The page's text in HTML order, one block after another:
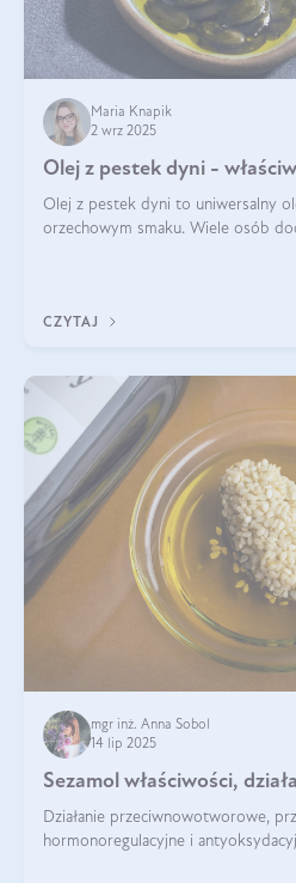
Maria Knapik
2 wrz 2025
Olej z pestek dyni -
Olej z pestek dyni to uniwersalny
orzechowym smaku. Wiele osób
CZYTAJ
mgr inż. Anna Sobol
14 lip 2025
Sezamol właściwości,
Działanie przeciwnowotworowe,
hormonoregulacyjne i